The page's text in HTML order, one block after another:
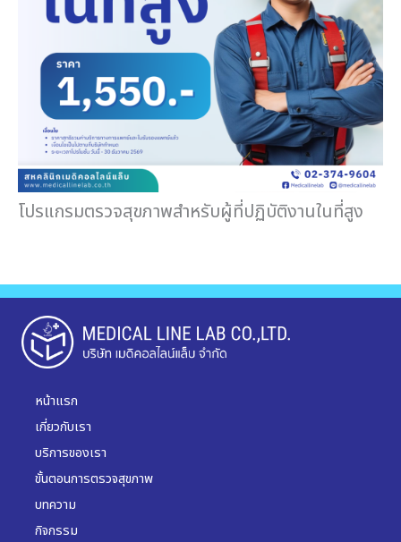
โปรแกรมตรวจสุขภาพสำหรับผู้ที่ปฏิบัติงานในที่สูง
หน้าแรก
เกี่ยวกับเรา
บริการของเรา
ขั้นตอนการตรวจสุขภาพ
บทความ
กิจกรรม